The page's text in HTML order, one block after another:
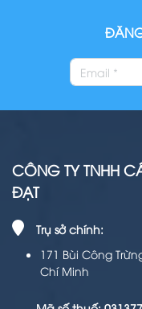
CÔNG TY TNHH
ĐẠT
Trụ sở chính:
171 Bùi Công
Chí Minh